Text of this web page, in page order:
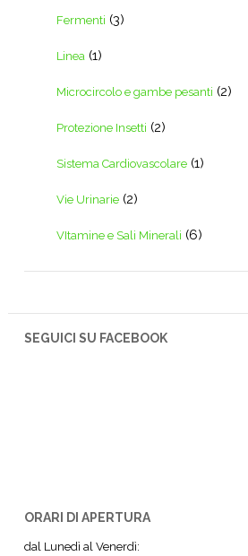
Fermenti (3)
Linea (1)
Microcircolo e gambe pesanti (2)
Protezione Insetti (2)
Sistema Cardiovascolare (1)
Vie Urinarie (2)
VItamine e Sali Minerali (6)
SEGUICI SU FACEBOOK
ORARI DI APERTURA
dal Lunedì al Venerdì: